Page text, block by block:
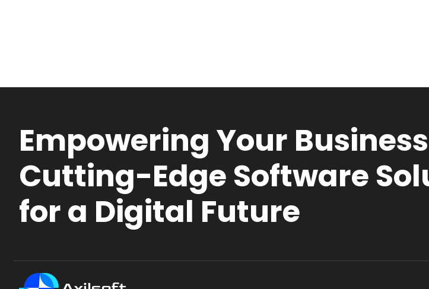
Empowering Your
Cutting-Edge Software
for a Digital Future